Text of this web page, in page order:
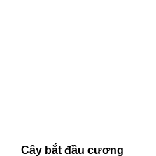
Cây bắt đầu cương